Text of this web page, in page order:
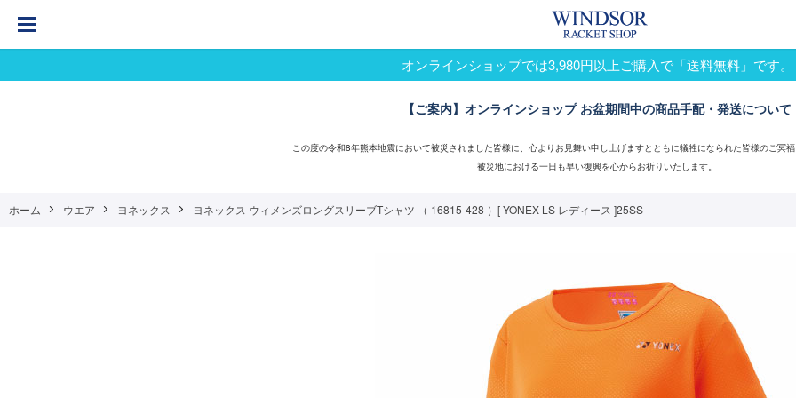
オンラインショップでは3,980円以上ご購入で「送料無料」です。
【ご案内】オンラインショップ お盆期間中の商品手配・発送について
この度の令和8年熊本地震において被災されました皆様に、心よりお見舞い申し上げますとともに犠牲になられた皆様のご冥福
被災地における一日も早い復興を心からお祈りいたします。
ホーム ウエア ヨネックス ヨネックス ウィメンズロングスリーブTシャツ （ 16815-428 ）[ YONEX LS レディース ]25SS